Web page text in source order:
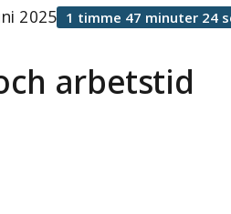
arbetstid
2025 1 timme 47 minuter 24